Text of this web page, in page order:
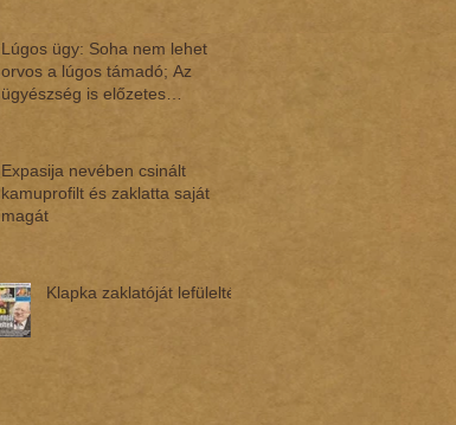
Lúgos ügy: Soha nem lehet
orvos a lúgos támadó; Az
ügyészség is előzetes
Expasija nevében csinált
kamuprofilt és zaklatta saját
magát
Klapka zaklatóját lefülelték